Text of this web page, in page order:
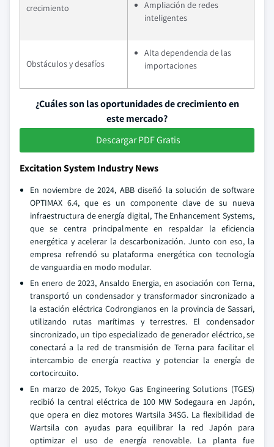
crecimiento
Ampliación de redes
inteligentes
Obstáculos y desafíos
Alta dependencia de las
importaciones
¿Cuáles son las oportunidades de crecimiento en
este mercado?
Descargar PDF Gratis
Excitation System Industry News
En noviembre de 2024, ABB diseñó la solución de software
OPTIMAX 6.4, que es un componente clave de su nueva
infraestructura de energía digital, The Enhancement Systems,
que se centra principalmente en respaldar la eficiencia
energética y acelerar la descarbonización. Junto con eso, la
empresa refrendó su plataforma energética con tecnología
de vanguardia en modo modular.
En enero de 2023, Ansaldo Energia, en asociación con Terna,
transportó un condensador y transformador sincronizado a
la estación eléctrica Codrongianos en la provincia de Sassari,
utilizando rutas marítimas y terrestres. El condensador
sincronizado, un tipo especializado de generador eléctrico, se
conectará a la red de transmisión de Terna para facilitar el
intercambio de energía reactiva y potenciar la energía de
cortocircuito.
En marzo de 2025, Tokyo Gas Engineering Solutions (TGES)
recibió la central eléctrica de 100 MW Sodegaura en Japón,
que opera en diez motores Wartsila 34SG. La flexibilidad de
Wartsila con ayudas para equilibrar la red Japón para
optimizar el uso de energía renovable. La planta fue